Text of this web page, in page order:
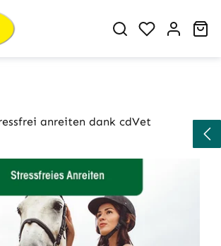
Du hast 0
anreiten dank cdVet